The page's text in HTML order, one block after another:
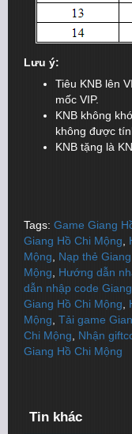
Lưu ý:
Tiêu KNB lên
mốc VIP.
KNB không
không được
KNB tặng là
Tags: Game Giang
Giang Hồ Chi Mộng
Mộng
Nạp thẻ
Mộng
Hướng dẫn
dẫn nhập code
Giang Hồ Chi Mộng
Mộng Tải game
Chi Mộng
Nhận
Giang Hồ Chi Mộng
Tin khác